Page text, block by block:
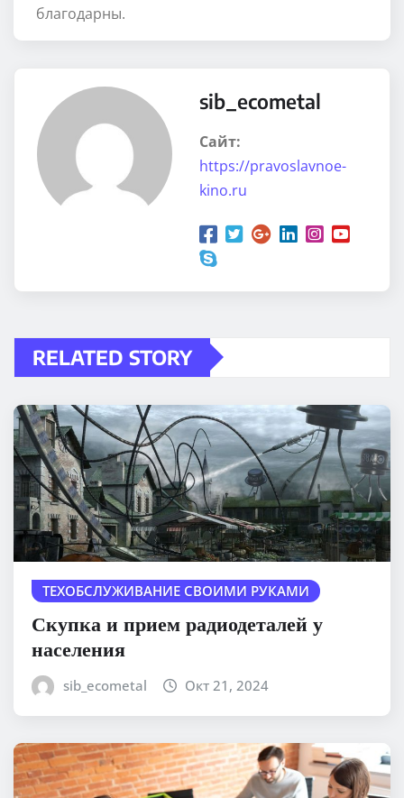
благодарны.
sib_ecometal
Сайт:
https://pravoslavnoe-
kino.ru
RELATED STORY
ТЕХОБСЛУЖИВАНИЕ СВОИМИ РУКАМИ
Скупка и прием радиодеталей у
населения
sib_ecometal Окт 21, 2024